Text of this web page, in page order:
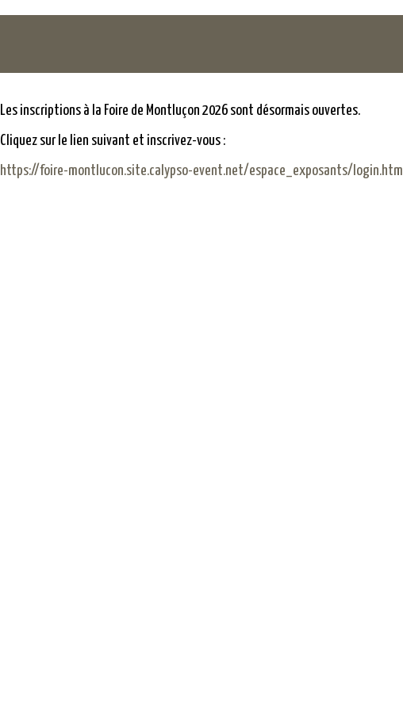
Les inscriptions à la Foire de Montluçon 2026 sont désormais ouvertes.
Cliquez sur le lien suivant et inscrivez-vous :
https://foire-montlucon.site.calypso-event.net/espace_exposants/login.htm